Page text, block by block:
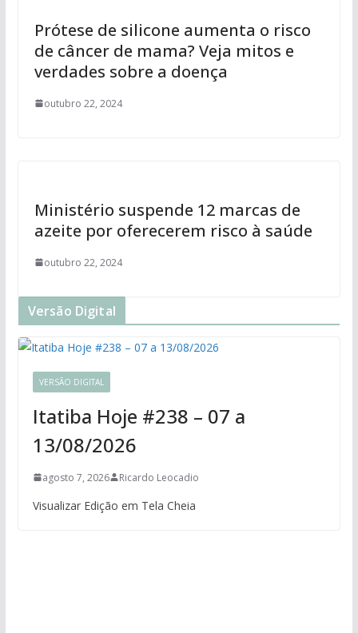
Prótese de silicone aumenta o risco
de câncer de mama? Veja mitos e
verdades sobre a doença
outubro 22, 2024
Ministério suspende 12 marcas de
azeite por oferecerem risco à saúde
outubro 22, 2024
Versão Digital
VERSÃO DIGITAL
Itatiba Hoje #238 – 07 a
13/08/2026
agosto 7, 2026 Ricardo Leocadio
Visualizar Edição em Tela Cheia